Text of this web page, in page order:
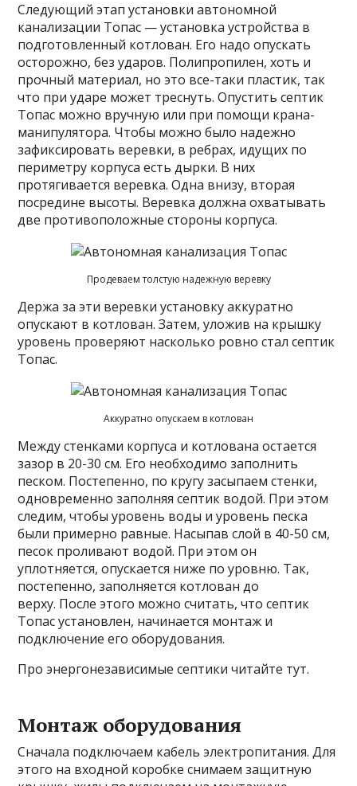
Следующий этап установки автономной
канализации Топас — установка устройства в
подготовленный котлован. Его надо опускать
осторожно, без ударов. Полипропилен, хоть и
прочный материал, но это все-таки пластик, так
что при ударе может треснуть. Опустить септик
Топас можно вручную или при помощи крана-
манипулятора. Чтобы можно было надежно
зафиксировать веревки, в ребрах, идущих по
периметру корпуса есть дырки. В них
протягивается веревка. Одна внизу, вторая
посредине высоты. Веревка должна охватывать
две противоположные стороны корпуса.
Продеваем толстую надежную веревку
Держа за эти веревки установку аккуратно
опускают в котлован. Затем, уложив на крышку
уровень проверяют насколько ровно стал септик
Топас.
Аккуратно опускаем в котлован
Между стенками корпуса и котлована остается
зазор в 20-30 см. Его необходимо заполнить
песком. Постепенно, по кругу засыпаем стенки,
одновременно заполняя септик водой. При этом
следим, чтобы уровень воды и уровень песка
были примерно равные. Насыпав слой в 40-50 см,
песок проливают водой. При этом он
уплотняется, опускается ниже по уровню. Так,
постепенно, заполняется котлован до
верху. После этого можно считать, что септик
Топас установлен, начинается монтаж и
подключение его оборудования.
Про энергонезависимые септики читайте тут.
Монтаж оборудования
Сначала подключаем кабель электропитания. Для
этого на входной коробке снимаем защитную